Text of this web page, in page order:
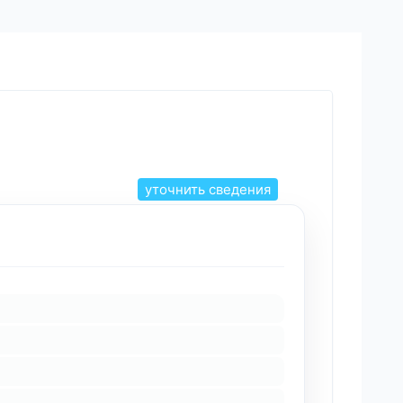
уточнить сведения